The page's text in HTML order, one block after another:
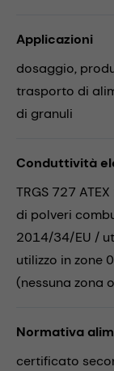
Applicazioni
dosaggio,
trasporto di
di granuli
Conduttività
TRGS 727
di polveri
2014/34/EU /
utilizzo in zone
(nessuna zona
Normativa
certificato